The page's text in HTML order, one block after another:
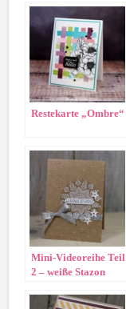
Restekarte „Ombre“
Mini-Videoreihe Teil
2 – weiße Stazon